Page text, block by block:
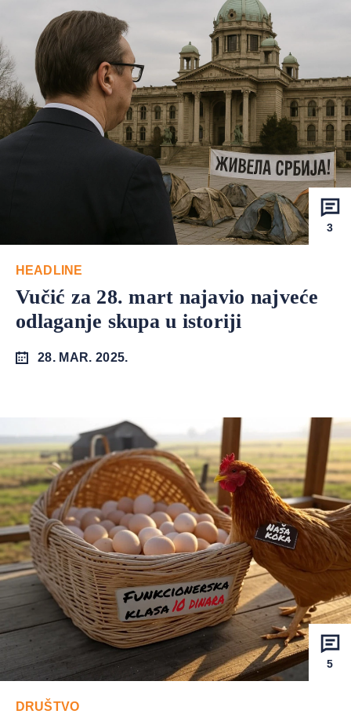
3
HEADLINE
Vučić za 28. mart najavio najveće
odlaganje skupa u istoriji
28. MAR. 2025.
5
DRUŠTVO